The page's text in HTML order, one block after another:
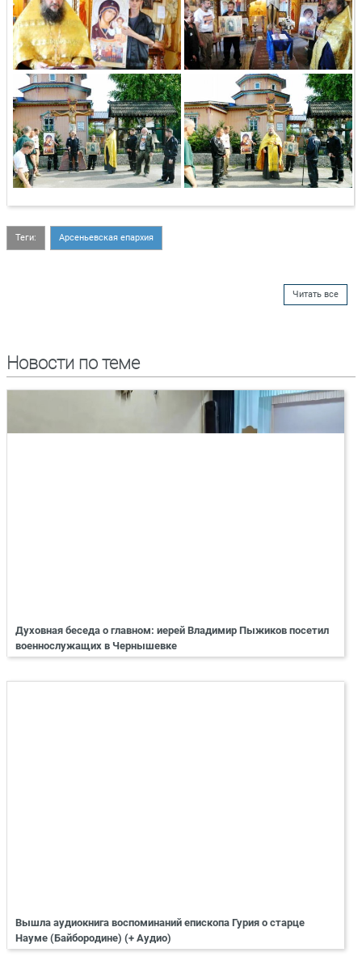
Теги: Арсеньевская епархия
Читать все
Новости по теме
Духовная беседа о главном: иерей Владимир Пыжиков посетил
военнослужащих в Чернышевке
Вышла аудиокнига воспоминаний епископа Гурия о старце
Науме (Байбородине) (+ Аудио)